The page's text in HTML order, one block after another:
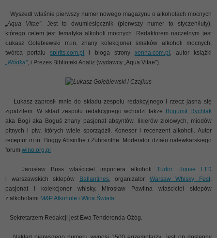
Wyszedł właśnie pierwszy numer nowego magazynu o alkoholach mocnych
„Aqua Vitae”. Jest to dwumiesięcznik (pierwszy numer to styczeń/luty),
którego celem jest tematyka alkoholi mocnych. Redaktorem naczelnym jest
Łukasz Gołębiewski m.in. znany kolekcjoner smaków alkoholi mocnych,
twórca portaluspirits.com.pl i bloga strony xenna.com.pl , autor książki
„Wódka”, i Prezes Biblioteki Analiz (wydawcy „Aqua Vitae”).
Łukasz Gołębiewski i Czajkus
Łukasz zaprosił mnie do składu zespołu redakcyjnego i rzecz jasna się
zgodziłem. W skład zespołu redakcyjnego wchodzi także Bogumił Rychlak
aka Bogi aka Boguś znany pasjonat absyntów, likierów ziołowych, miodów
pitnych i piw, których wiele sporządził. Koneser i recenzent alkoholi. Autor
receptur m.in. Boggy Absinthe i Żubrsinthe. Moderator działu nalewkarskiego
forumwino.org.pl
Jarosław Buss właściciel importera alkoholiTudor House LTD
i warszawskich sklepów Ballantines, organizator Warsaw Whisky Fest,
pasjonat i kolekcjoner whisky. Mirosław Pawlina właściciel sklepów
z alkoholami M&P Alkohole i Wina Świata
Sekretarzem Redakcji jest Ewa Tenderenda-Ożóg.